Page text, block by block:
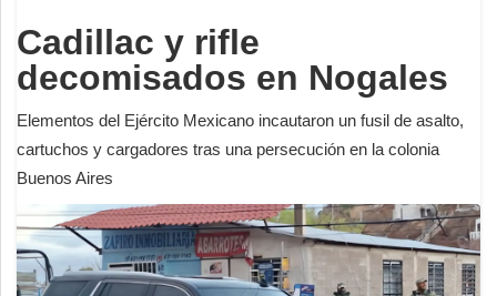
Cadillac y rifle
decomisados en Nogales
Elementos del Ejército Mexicano incautaron un fusil de asalto,
cartuchos y cargadores tras una persecución en la colonia
Buenos Aires